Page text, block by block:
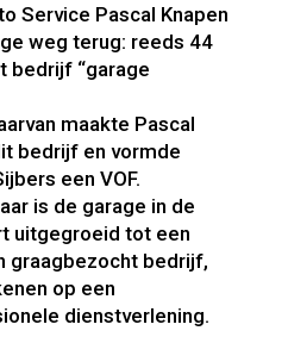
Service Pascal Knapen
weg terug: reeds 44
bedrijf “garage
maakte Pascal
bedrijf en vormde
een VOF.
is de garage in de
uitgegroeid tot een
graagbezocht bedrijf,
op een
dienstverlening.